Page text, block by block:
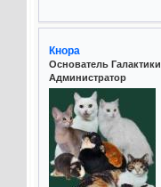
Кнора
Основатель Галактики
Администратор